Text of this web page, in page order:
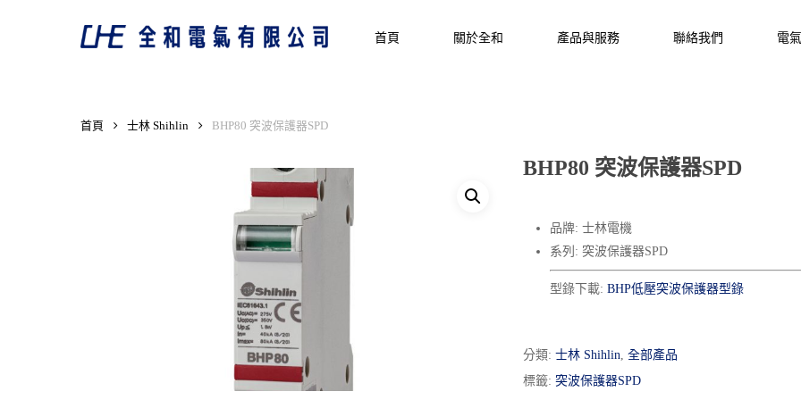
首頁 關於全和 產品與服務 聯絡我們 電
首頁 士林 Shihlin BHP80 突波保護器SPD
BHP80 突波保護器SPD
品牌: 士林電機
系列: 突波保護器SPD
型錄下載: BHP低壓突波保護器型錄
分類: 士林 Shihlin, 全部產品
標籤: 突波保護器SPD